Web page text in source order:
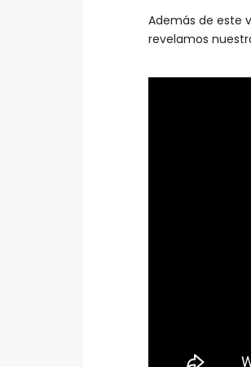
Además de este
revelamos